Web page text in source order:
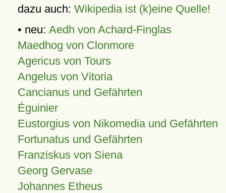
dazu auch: Wikipedia ist (k)eine Quelle!
• neu: Aedh von Achard-Finglas
Maedhog von Clonmore
Agericus von Tours
Angelus von Vitoria
Cancianus und Gefährten
Éguinier
Eustorgius von Nikomedia und Gefährten
Fortunatus und Gefährten
Franziskus von Siena
Georg Gervase
Johannes Etheus